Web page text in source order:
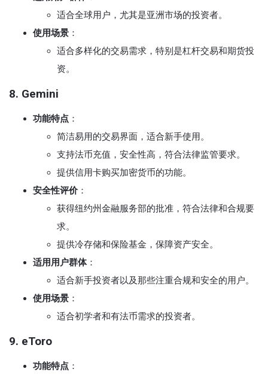
适合全球用户，尤其是亚洲市场的投资者。
使用场景 ：
适合多样化的交易需求，特别是杠杆交易和期货投
资。
8. Gemini
功能特点 ：
简洁易用的交易界面，适合新手使用。
支持法币充值，安全性高，符合法律监管要求。
提供信用卡购买加密货币的功能。
安全性评价 ：
获得纽约州金融服务部的批准，符合法律和合规要
求。
提供冷存储和保险基金，保障资产安全。
适用用户群体：
适合新手投资者以及那些注重合规和安全的用户。
使用场景 ：
适合初学者和有法币需求的投资者。
9. eToro
功能特点 ：